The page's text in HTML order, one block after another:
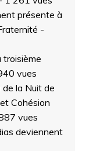
présente à
-
troisième
vues
de la Nuit de
Cohésion
vues
deviennent